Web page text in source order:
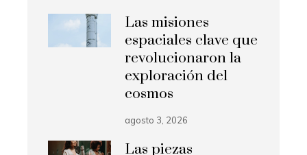
Las misiones
espaciales clave que
revolucionaron la
exploración del
cosmos
agosto 3, 2026
Las piezas